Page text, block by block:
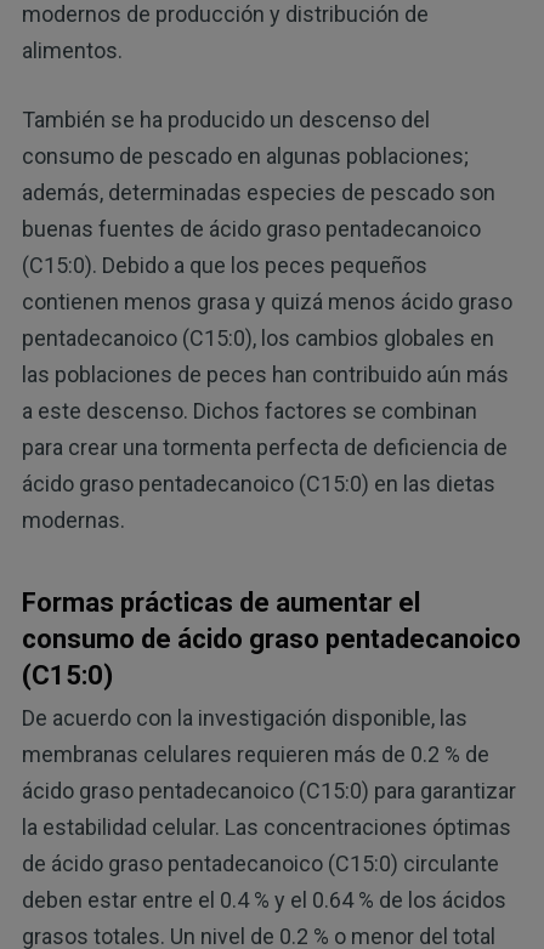
modernos de producción y distribución de
alimentos.
También se ha producido un descenso del
consumo de pescado en algunas poblaciones;
además, determinadas especies de pescado son
buenas fuentes de ácido graso pentadecanoico
(C15:0). Debido a que los peces pequeños
contienen menos grasa y quizá menos ácido graso
pentadecanoico (C15:0), los cambios globales en
las poblaciones de peces han contribuido aún más
a este descenso. Dichos factores se combinan
para crear una tormenta perfecta de deficiencia de
ácido graso pentadecanoico (C15:0) en las dietas
modernas.
Formas prácticas de aumentar el
consumo de ácido graso pentadecanoico
(C15:0)
De acuerdo con la investigación disponible, las
membranas celulares requieren más de 0.2 % de
ácido graso pentadecanoico (C15:0) para garantizar
la estabilidad celular. Las concentraciones óptimas
de ácido graso pentadecanoico (C15:0) circulante
deben estar entre el 0.4 % y el 0.64 % de los ácidos
grasos totales. Un nivel de 0.2 % o menor del total